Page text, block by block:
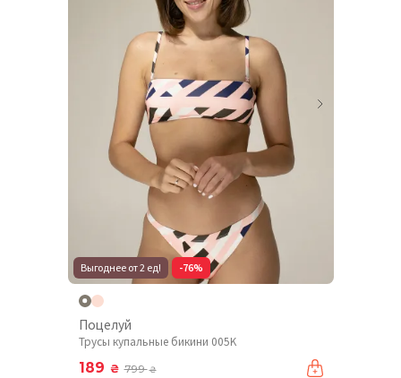
Выгоднее от 2 ед! -76%
Поцелуй
Трусы купальные бикини 005K
189 ₴ 799₴